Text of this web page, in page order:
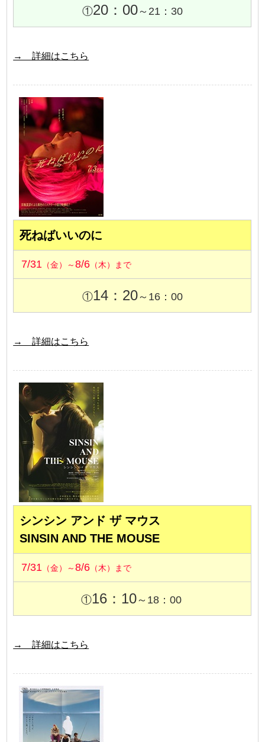
①20：00～21：30
→ 詳細はこちら
死ねばいいのに
7/31 （金）～8/6 （木）まで
①14：20～16：00
→ 詳細はこちら
シンシン アンド ザ マウス
SINSIN AND THE MOUSE
7/31 （金）～8/6 （木）まで
①16：10～18：00
→ 詳細はこちら